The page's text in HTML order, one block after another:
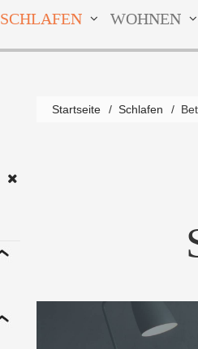
SCHLAFEN WOHNEN
Startseite / Schlafen /